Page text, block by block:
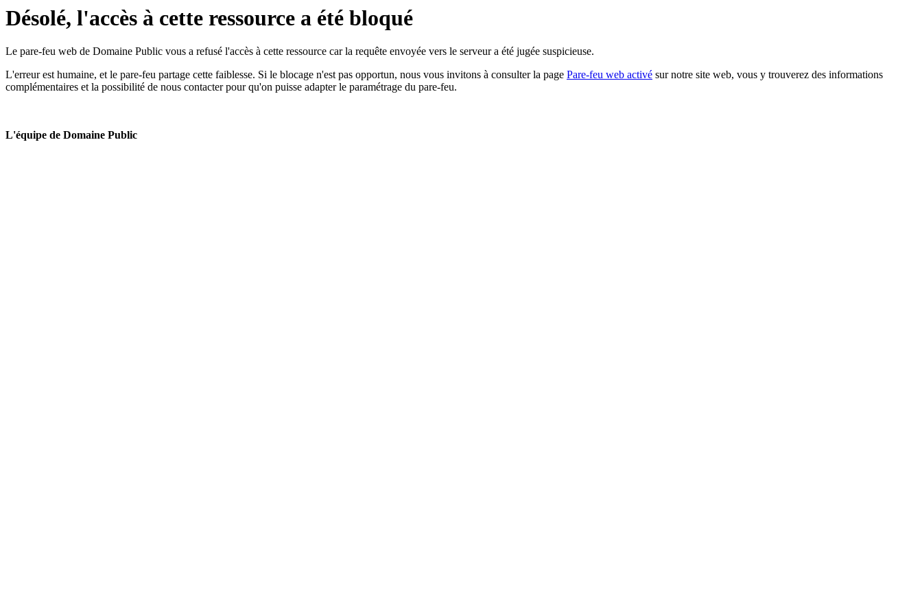
Désolé, l'accès à cette ressource a été bloqué
Le pare-feu web de Domaine Public vous a refusé l'accès à cette ressource car la requête envoyée vers le serveur a été jugée suspicieuse.
L'erreur est humaine, et le pare-feu partage cette faiblesse. Si le blocage n'est pas opportun, nous vous invitons à consulter la page Pare-feu web activé sur notre site web, vous y trouverez des informations
complémentaires et la possibilité de nous contacter pour qu'on puisse adapter le paramétrage du pare-feu.
L'équipe de Domaine Public